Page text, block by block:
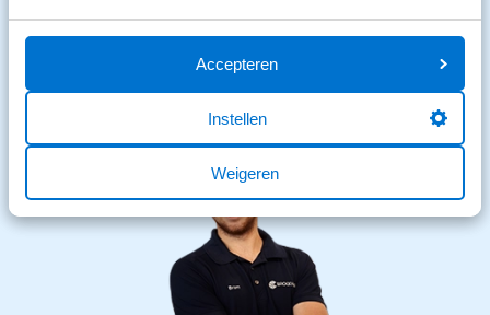
Accepteren
Instellen
Weigeren
Stuur een WhatsApp
0546 - 861 807
Vandaag open tot 20:00